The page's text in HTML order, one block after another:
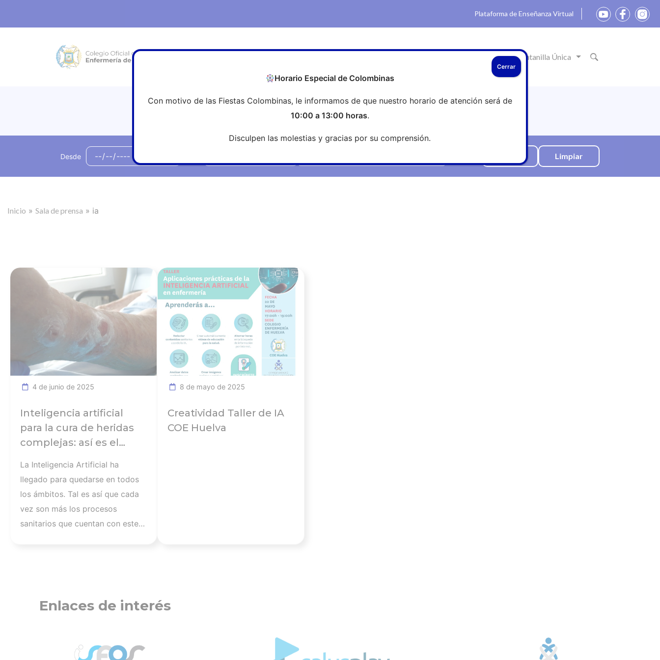
Plataforma de Enseñanza Virtual
Actualidad Ventanilla Única
Noticias
Desde Limpiar
Inicio » Sala de prensa » ia
4 de junio de 2025
Inteligencia artificial
para la cura de heridas
complejas: así es el
La Inteligencia Artificial ha
llegado para quedarse en todos
los ámbitos. Tal es así que cada
vez son más los procesos
sanitarios que cuentan con este
complejas, José Manuel Rosendo,
responsable de la Unidad Clínica
Ver noticia
8 de mayo de 2025
Creatividad Taller de IA
COE Huelva
Ver noticia
Enlaces de interés
Horario Especial de Colombinas
Con motivo de las Fiestas Colombinas, le informamos de que nuestro horario de atención será de
10:00 a 13:00 horas.
Disculpen las molestias y gracias por su comprensión.
Cerrar